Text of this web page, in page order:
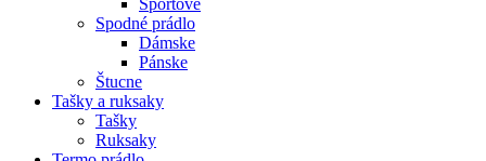
Spodné prádlo
Dámske
Pánske
Štucne
Tašky a ruksaky
Tašky
Ruksaky